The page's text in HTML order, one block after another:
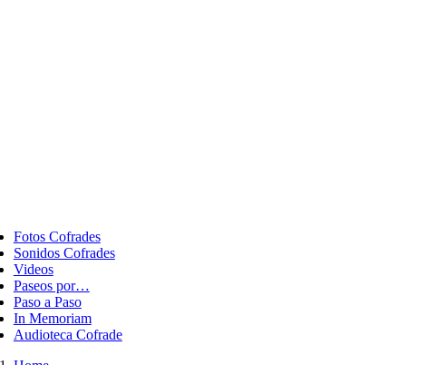
Fotos Cofrades
Sonidos Cofrades
Videos
Paseos por…
Paso a Paso
In Memoriam
Audioteca Cofrade